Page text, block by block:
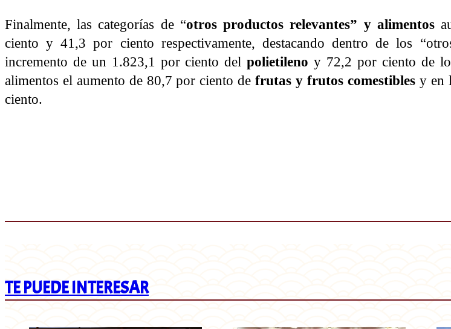
Finalmente, las categorías de “otros productos relevantes” y alimentos
ciento y 41,3 por ciento respectivamente, destacando dentro de los
incremento de un 1.823,1 por ciento delpolietileno y 72,2 por ciento de
alimentos el aumento de 80,7 por ciento de frutas y frutos comestiblesy en
ciento.
TE PUEDE INTERESAR